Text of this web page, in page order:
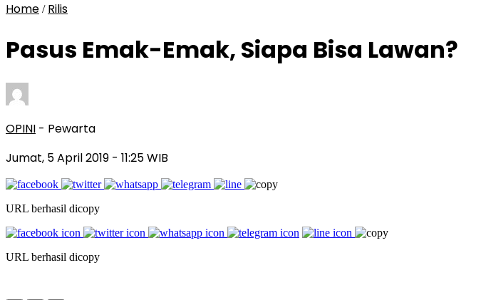
Home / Rilis
Pasus Emak-Emak, Siapa Bisa Lawan?
OPINI - Pewarta
Jumat, 5 April 2019 - 11:25 WIB
URL berhasil dicopy
URL berhasil dicopy